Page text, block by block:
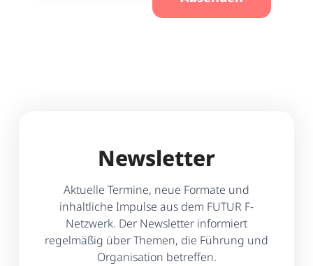
Newsletter
Aktuelle Termine, neue Formate und
inhaltliche Impulse aus dem FUTUR F-
Netzwerk. Der Newsletter informiert
regelmäßig über Themen, die Führung und
Organisation betreffen.